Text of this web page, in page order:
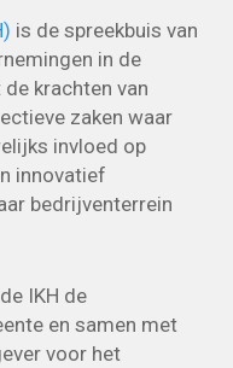
is de spreekbuis van
in de
krachten van
zaken waar
invloed op
innovatief
bedrijventerrein
IKH de
en samen met
voor het